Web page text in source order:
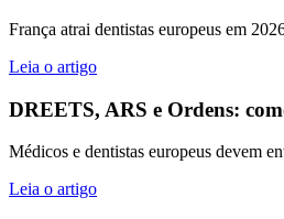
França atrai dentistas europeus em
Leia o artigo
DREETS, ARS e Ordens:
Médicos e dentistas europeus devem
Leia o artigo